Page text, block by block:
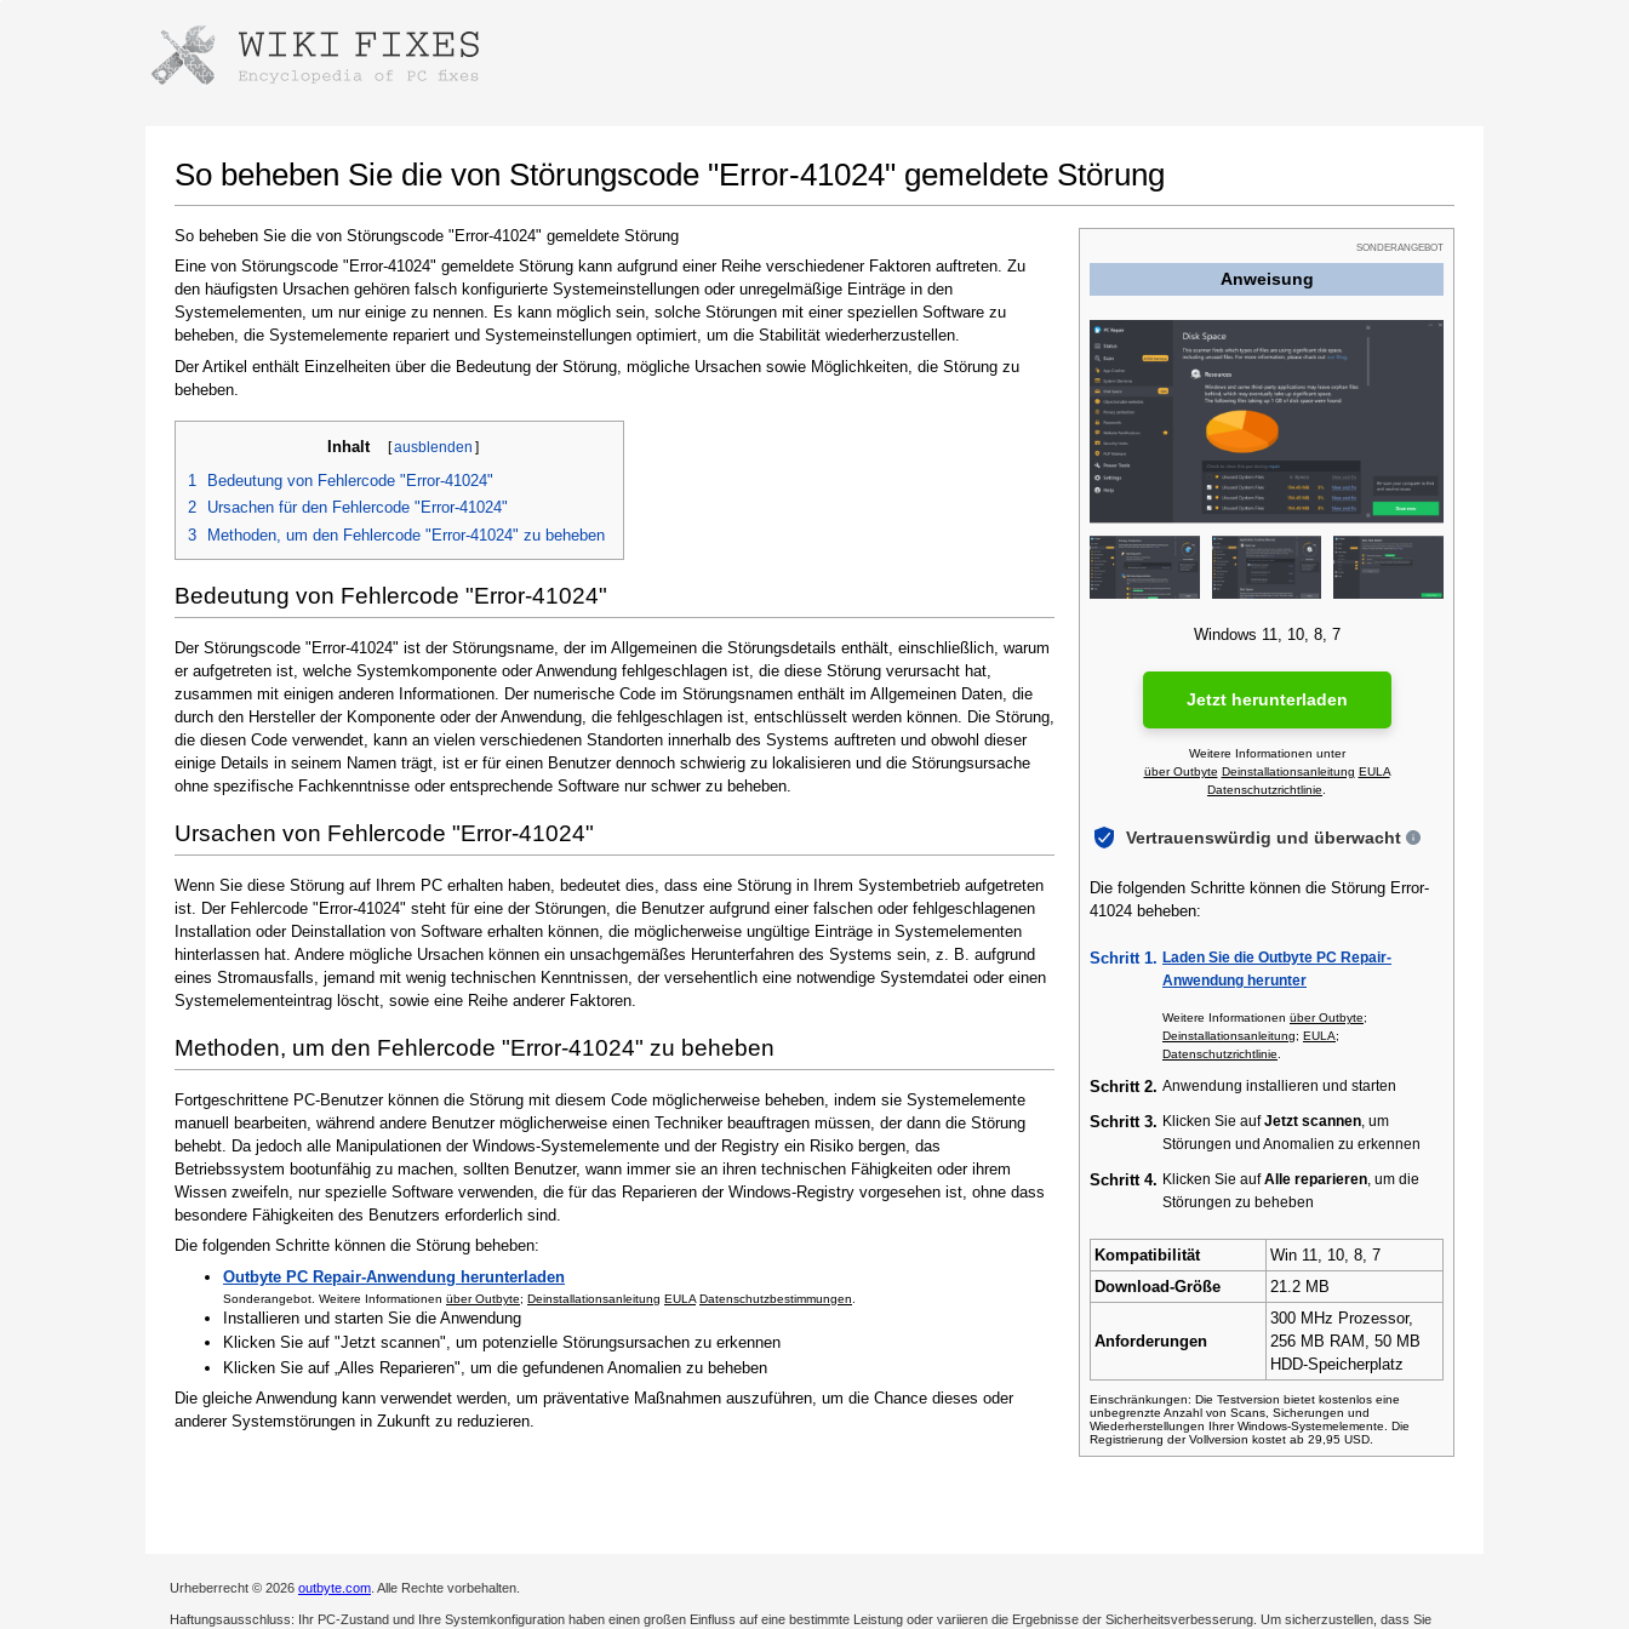
So beheben Sie die von Störungscode "Error-41024" gemeldete Störung
So beheben Sie die von Störungscode "Error-41024" gemeldete Störung
Eine von Störungscode "Error-41024" gemeldete Störung kann aufgrund einer Reihe verschiedener Faktoren auftreten. Zu
den häufigsten Ursachen gehören falsch konfigurierte Systemeinstellungen oder unregelmäßige Einträge in den
Systemelementen, um nur einige zu nennen. Es kann möglich sein, solche Störungen mit einer speziellen Software zu
beheben, die Systemelemente repariert und Systemeinstellungen optimiert, um die Stabilität wiederherzustellen.
Der Artikel enthält Einzelheiten über die Bedeutung der Störung, mögliche Ursachen sowie Möglichkeiten, die Störung zu
beheben.
Inhalt [ ausblenden ]
1
Bedeutung von Fehlercode "Error-41024"
2
Ursachen für den Fehlercode "Error-41024"
3
Methoden, um den Fehlercode "Error-41024" zu beheben
Bedeutung von Fehlercode "Error-41024"
Der Störungscode "Error-41024" ist der Störungsname, der im Allgemeinen die Störungsdetails enthält, einschließlich, warum
er aufgetreten ist, welche Systemkomponente oder Anwendung fehlgeschlagen ist, die diese Störung verursacht hat,
zusammen mit einigen anderen Informationen. Der numerische Code im Störungsnamen enthält im Allgemeinen Daten, die
durch den Hersteller der Komponente oder der Anwendung, die fehlgeschlagen ist, entschlüsselt werden können. Die Störung,
die diesen Code verwendet, kann an vielen verschiedenen Standorten innerhalb des Systems auftreten und obwohl dieser
einige Details in seinem Namen trägt, ist er für einen Benutzer dennoch schwierig zu lokalisieren und die Störungsursache
ohne spezifische Fachkenntnisse oder entsprechende Software nur schwer zu beheben.
Ursachen von Fehlercode "Error-41024"
Wenn Sie diese Störung auf Ihrem PC erhalten haben, bedeutet dies, dass eine Störung in Ihrem Systembetrieb aufgetreten
ist. Der Fehlercode "Error-41024" steht für eine der Störungen, die Benutzer aufgrund einer falschen oder fehlgeschlagenen
Installation oder Deinstallation von Software erhalten können, die möglicherweise ungültige Einträge in Systemelementen
hinterlassen hat. Andere mögliche Ursachen können ein unsachgemäßes Herunterfahren des Systems sein, z. B. aufgrund
eines Stromausfalls, jemand mit wenig technischen Kenntnissen, der versehentlich eine notwendige Systemdatei oder einen
Systemelementeintrag löscht, sowie eine Reihe anderer Faktoren.
Methoden, um den Fehlercode "Error-41024" zu beheben
Fortgeschrittene PC-Benutzer können die Störung mit diesem Code möglicherweise beheben, indem sie Systemelemente
manuell bearbeiten, während andere Benutzer möglicherweise einen Techniker beauftragen müssen, der dann die Störung
behebt. Da jedoch alle Manipulationen der Windows-Systemelemente und der Registry ein Risiko bergen, das
Betriebssystem bootunfähig zu machen, sollten Benutzer, wann immer sie an ihren technischen Fähigkeiten oder ihrem
Wissen zweifeln, nur spezielle Software verwenden, die für das Reparieren der Windows-Registry vorgesehen ist, ohne dass
besondere Fähigkeiten des Benutzers erforderlich sind.
Die folgenden Schritte können die Störung beheben:
Outbyte PC Repair-Anwendung herunterladen
Sonderangebot. Weitere Informationen über Outbyte; Deinstallationsanleitung EULA Datenschutzbestimmungen
Installieren und starten Sie die Anwendung
Klicken Sie auf "Jetzt scannen", um potenzielle Störungsursachen zu erkennen
Klicken Sie auf „Alles Reparieren", um die gefundenen Anomalien zu beheben
Die gleiche Anwendung kann verwendet werden, um präventative Maßnahmen auszuführen, um die Chance dieses oder
anderer Systemstörungen in Zukunft zu reduzieren.
SONDERANGEBOT
Anweisung
Windows 11, 10, 8, 7
Jetzt herunterladen
Weitere Informationen unter
über Outbyte Deinstallationsanleitung EULA
Datenschutzrichtlinie
Vertrauenswürdig und überwacht
Die folgenden Schritte können die Störung Error-
41024 beheben:
Schritt 1. Laden Sie die Outbyte PC Repair-
Anwendung herunter
Weitere Informationen über Outbyte;
Deinstallationsanleitung; EULA;
Datenschutzrichtlinie
Schritt 2. Anwendung installieren und starten
Schritt 3. Klicken Sie aufJetzt scannen , um
Störungen und Anomalien zu erkennen
Schritt 4. Klicken Sie aufAlle reparieren , um die
Störungen zu beheben
Kompatibilität
Win 11, 10, 8, 7
Download-Größe
21.2 MB
Anforderungen
300 MHz Prozessor,
256 MB RAM, 50 MB
HDD-Speicherplatz
Einschränkungen: Die Testversion bietet kostenlos eine
unbegrenzte Anzahl von Scans, Sicherungen und
Wiederherstellungen Ihrer Windows-Systemelemente. Die
Registrierung der Vollversion kostet ab 29,95 USD.
Urheberrecht © 2026 outbyte.com . Alle Rechte vorbehalten.
Haftungsausschluss: Ihr PC-Zustand und Ihre Systemkonfiguration haben einen großen Einfluss auf eine bestimmte Leistung oder variieren die Ergebnisse der Sicherheitsverbesserung. Um sicherzustellen, dass Sie
Anweisungen zum Herunterladen mit Google Chrome
Klicken Sie nach Abschluss des Downloads auf
den Link zur heruntergeladenen Datei